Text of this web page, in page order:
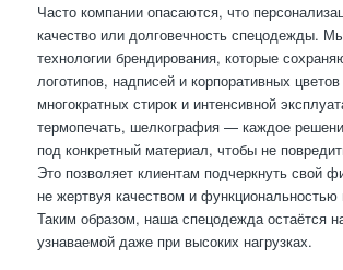
Часто компании опасаются, что
качество или долговечность спецодежды.
технологии брендирования, которые
логотипов, надписей и корпоративных
многократных стирок и интенсивной
термопечать, шелкография — каждое
под конкретный материал, чтобы не
Это позволяет клиентам подчеркнуть свой
не жертвуя качеством и функциональностью
Таким образом, наша спецодежда остаётся
узнаваемой даже при высоких нагрузках.